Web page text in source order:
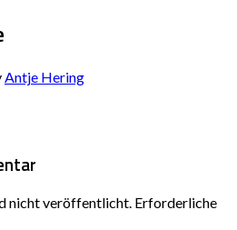
Antje Hering
nicht veröffentlicht. Erforderliche